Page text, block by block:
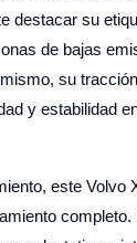
destacar su
de bajas
su
y estabilidad
este Volvo